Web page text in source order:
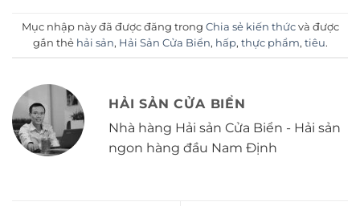
Mục nhập này đã được đăng trong Chia sẻ kiến thứcvà được
gắn thẻ hải sản, Hải Sản Cửa Biển, hấp, thực phẩm, tiêu.
HẢI SẢN CỬA BIỂN
Nhà hàng Hải sản Cửa Biển - Hải sản
ngon hàng đầu Nam Định